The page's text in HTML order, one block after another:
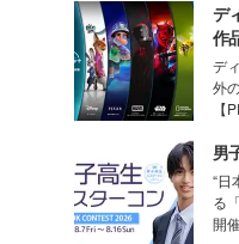
デ
作
デ
外
【
男
“日
る
開